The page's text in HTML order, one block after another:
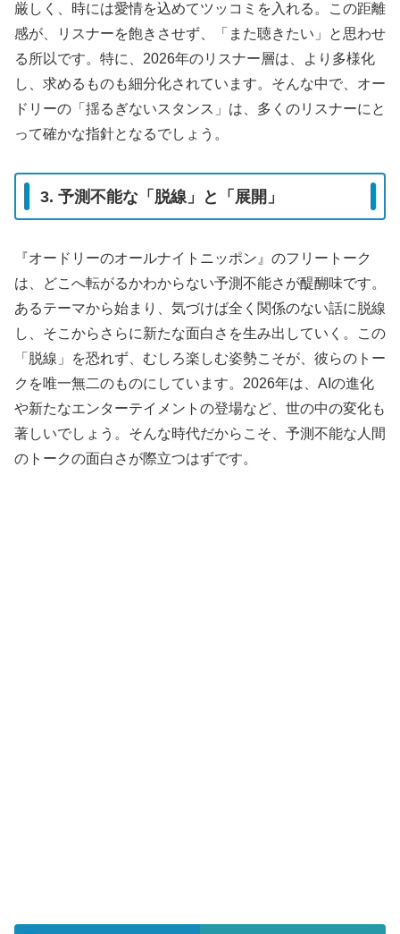
厳しく、時には愛情を込めてツッコミを入れる。この距離
感が、リスナーを飽きさせず、「また聴きたい」と思わせ
る所以です。特に、2026年のリスナー層は、より多様化
し、求めるものも細分化されています。そんな中で、オー
ドリーの「揺るぎないスタンス」は、多くのリスナーにと
って確かな指針となるでしょう。
3. 予測不能な「脱線」と「展開」
『オードリーのオールナイトニッポン』のフリートーク
は、どこへ転がるかわからない予測不能さが醍醐味です。
あるテーマから始まり、気づけば全く関係のない話に脱線
し、そこからさらに新たな面白さを生み出していく。この
「脱線」を恐れず、むしろ楽しむ姿勢こそが、彼らのトー
クを唯一無二のものにしています。2026年は、AIの進化
や新たなエンターテイメントの登場など、世の中の変化も
著しいでしょう。そんな時代だからこそ、予測不能な人間
のトークの面白さが際立つはずです。